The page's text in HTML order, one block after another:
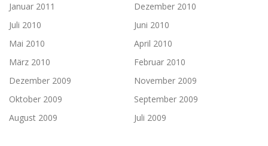
Januar 2011
Dezember 2010
Juli 2010
Juni 2010
Mai 2010
April 2010
März 2010
Februar 2010
Dezember 2009
November 2009
Oktober 2009
September 2009
August 2009
Juli 2009